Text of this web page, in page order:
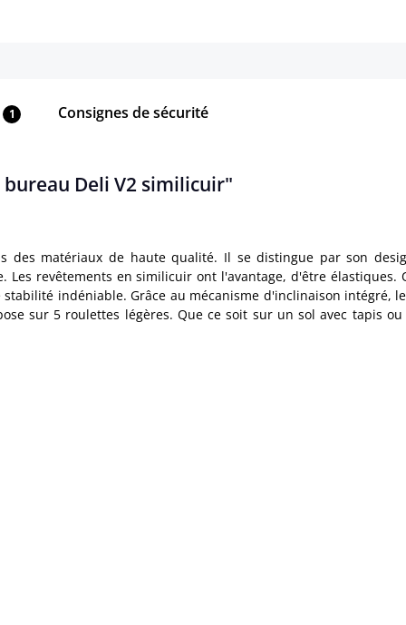
1 Consignes de sécurité
Deli V2 similicuir"
matériaux de haute qualité. Il se distingue par son
revêtements en similicuir ont l'avantage, d'être
indéniable. Grâce au mécanisme d'inclinaison intégré,
sur 5 roulettes légères. Que ce soit sur un sol avec tapis